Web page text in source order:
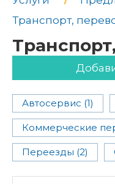
Транспорт,
Автосервис (1)
Коммерческие
Переезды (2)